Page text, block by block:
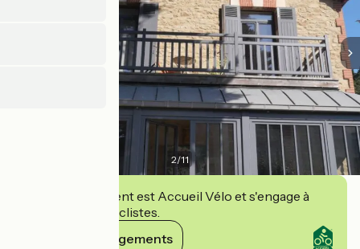
2/11
Cet établissement est Accueil Vélo et s'engage à
accueillir des cyclistes.
Voir ses engagements